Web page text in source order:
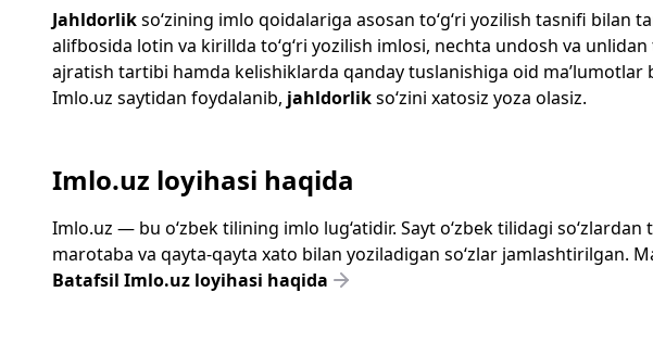
Jahldorlikso‘zining imlo qoidalariga asosan to‘g‘ri yozilish tasnifi bilan
alifbosida lotin va kirillda to‘g‘ri yozilish imlosi, nechta undosh va
ajratish tartibi hamda kelishiklarda qanday tuslanishiga oid ma’lumotlar
Imlo.uz saytidan foydalanib, jahldorlikso‘zini xatosiz yoza olasiz.
Imlo.uz loyihasi haqida
Imlo.uz — bu o‘zbek tilining imlo lug‘atidir. Sayt o‘zbek tilidagi
marotaba va qayta-qayta xato bilan yoziladigan so‘zlar jamlashtirilgan.
Batafsil Imlo.uz loyihasi haqida